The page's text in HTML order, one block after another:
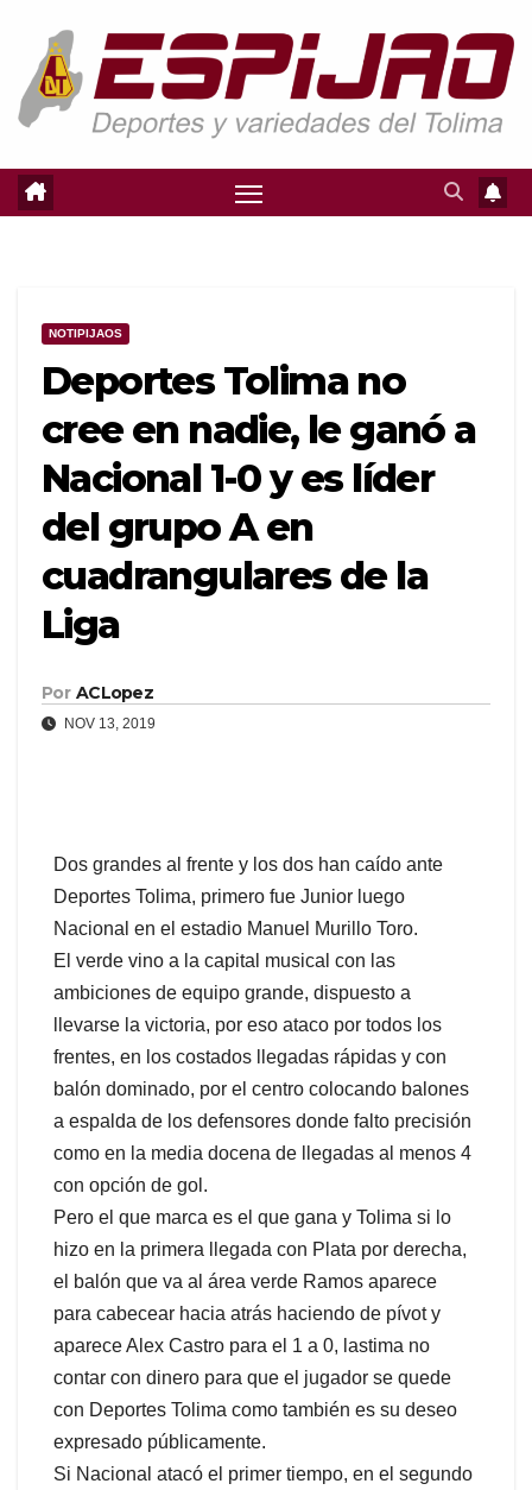
contenido
NOTIPIJAOS
Deportes Tolima no
cree en nadie, le ganó a
Nacional 1-0 y es líder
del grupo A en
cuadrangulares de la
Liga
Por ACLopez
NOV 13, 2019
Dos grandes al frente y los dos han caído ante
Deportes Tolima, primero fue Junior luego
Nacional en el estadio Manuel Murillo Toro.
El verde vino a la capital musical con las
ambiciones de equipo grande, dispuesto a
llevarse la victoria, por eso ataco por todos los
frentes, en los costados llegadas rápidas y con
balón dominado, por el centro colocando balones
a espalda de los defensores donde falto precisión
como en la media docena de llegadas al menos 4
con opción de gol.
Pero el que marca es el que gana y Tolima si lo
hizo en la primera llegada con Plata por derecha,
el balón que va al área verde Ramos aparece
para cabecear hacia atrás haciendo de pívot y
aparece Alex Castro para el 1 a 0, lastima no
contar con dinero para que el jugador se quede
con Deportes Tolima como también es su deseo
expresado públicamente.
Si Nacional atacó el primer tiempo, en el segundo